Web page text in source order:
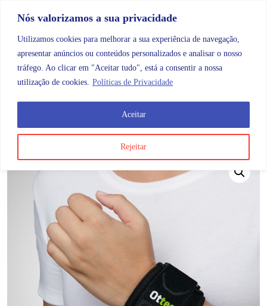
Nós valorizamos a sua privacidade
Utilizamos cookies para melhorar a sua experiência de navegação,
apresentar anúncios ou conteúdos personalizados e analisar o nosso
tráfego. Ao clicar em "Aceitar tudo", está a consentir a nossa
utilização de cookies. Políticas de Privacidade
Rejeitar
Aceitar
Categorias